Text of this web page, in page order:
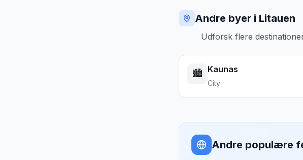
Andre byer i Litauen
Udforsk flere
🏙️ Kaunas
City
Andre populære